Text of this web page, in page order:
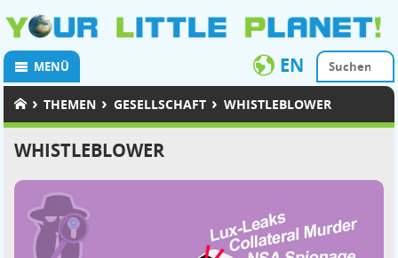
MENÜ EN
› THEMEN › GESELLSCHAFT › WHISTLEBLOWER
WHISTLEBLOWER